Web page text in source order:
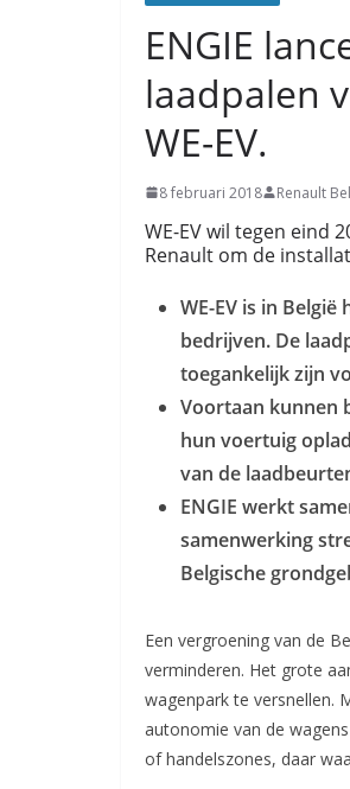
ENGIE
laadpalen
WE-EV.
8 februari 2018 Renault
WE-EV wil tegen eind
Renault om de
WE-EV is in
bedrijven. De
toegankelijk zijn
Voortaan kunnen
hun voertuig
van de
ENGIE werkt
samenwerking
Belgische
Een vergroening van de
verminderen. Het grote
wagenpark te versnellen.
autonomie van de
of handelszones, daar